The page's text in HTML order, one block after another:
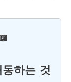
하는 것